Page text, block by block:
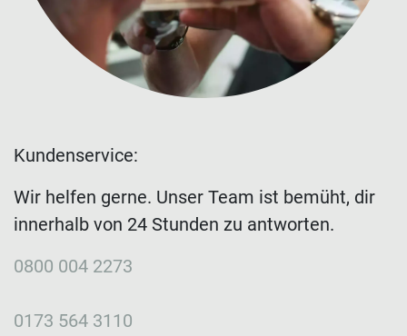
Kundenservice:
Wir helfen gerne. Unser Team ist bemüht, dir
innerhalb von 24 Stunden zu antworten.
0800 004 2273
0173 564 3110